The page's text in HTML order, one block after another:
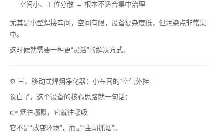
空间小、工位分散 → 根本不适合集中治理
尤其是小型焊接车间，空间有限，设备复杂度低，但污染点非常集
中。
这时候就需要一种更“灵活”的解决方式。
⚙️ 三、移动式焊烟净化器：小车间的“空气外挂”
说白了，这个设备的核心思路就一句话：
👉 烟往哪飘，它就往哪吸
它不是“改变环境”，而是“主动抓烟”。